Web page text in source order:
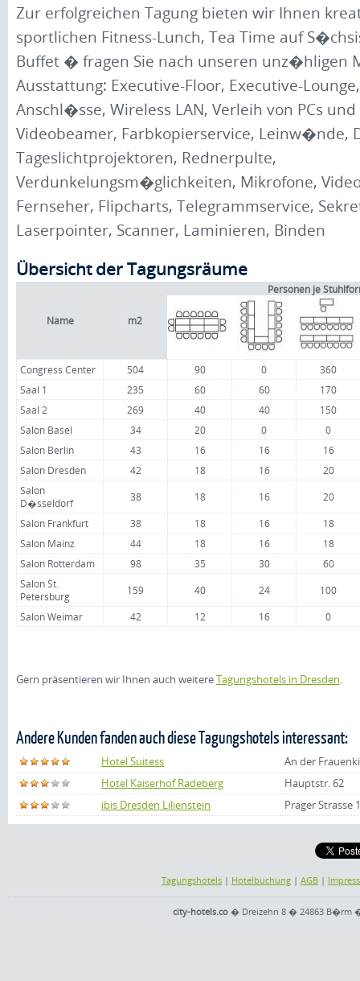
Zur erfolgreichen Tagung bieten wir Ihnen
sportlichen Fitness-Lunch, Tea Time auf
Buffet � fragen Sie nach unseren unz�hligen
Ausstattung: Executive-Floor, Executive-
Anschl�sse, Wireless LAN, Verleih von PCs
Videobeamer, Farbkopierservice, Leinw�nde,
Tageslichtprojektoren, Rednerpulte,
Verdunkelungsm�glichkeiten, Mikrofone,
Fernseher, Flipcharts, Telegrammservice,
Laserpointer, Scanner, Laminieren, Binden
Übersicht der Tagungsräume
Name m2
Personen je
Congress Center 504 90 0
360
Saal 1
235 60 60
170
Saal 2
269 40 40
150
Salon Basel
34 20 0
0
Salon Berlin
43 16 16
16
Salon Dresden
42 18 16
20
Salon
D�sseldorf
38 18 16 20
Salon Frankfurt 38 18 16
18
Salon Mainz
44 18 16
18
Salon Rotterdam
98 35 30
60
Salon St.
Petersburg
159 40 24 100
Salon Weimar 42 12 16 0
Gern präsentieren wir Ihnen auch weitereTagungshotels in Dresden.
Andere Kunden fanden auch diese Tagungshotels interessant:
Hotel Suitess
An der
Hotel Kaiserhof Radeberg
Hauptstr. 62
ibis Dresden Lilienstein
Prager Strasse
Tagungshotels | Hotelbuchung | AGB |
city-hotels.co� Dreizehn 8 � 24863 B�rm �